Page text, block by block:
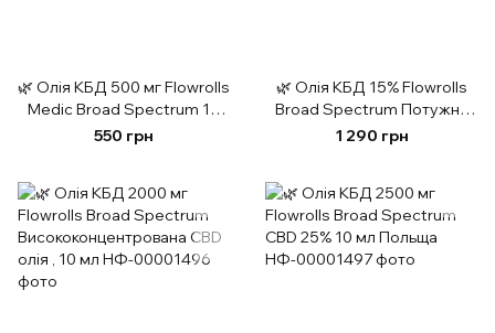
🌿 Олія КБД 500 мг Flowrolls
Medic Broad Spectrum 10
мл Польща
550 грн
🌿 Олія КБД 15% Flowrolls
Broad Spectrum Потужна
конопляна олія 10 мл
1 290 грн